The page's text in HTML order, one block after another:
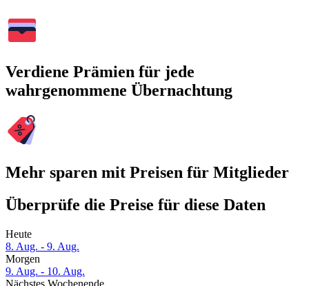
Verdiene Prämien für jede
wahrgenommene Übernachtung
Mehr sparen mit Preisen für Mitglieder
Überprüfe die Preise für diese Daten
Heute
8. Aug. - 9. Aug.
Morgen
9. Aug. - 10. Aug.